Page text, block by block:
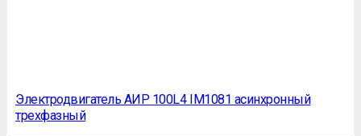
Электродвигатель АИР 100L4 IM1081 асинхронный
трехфазный